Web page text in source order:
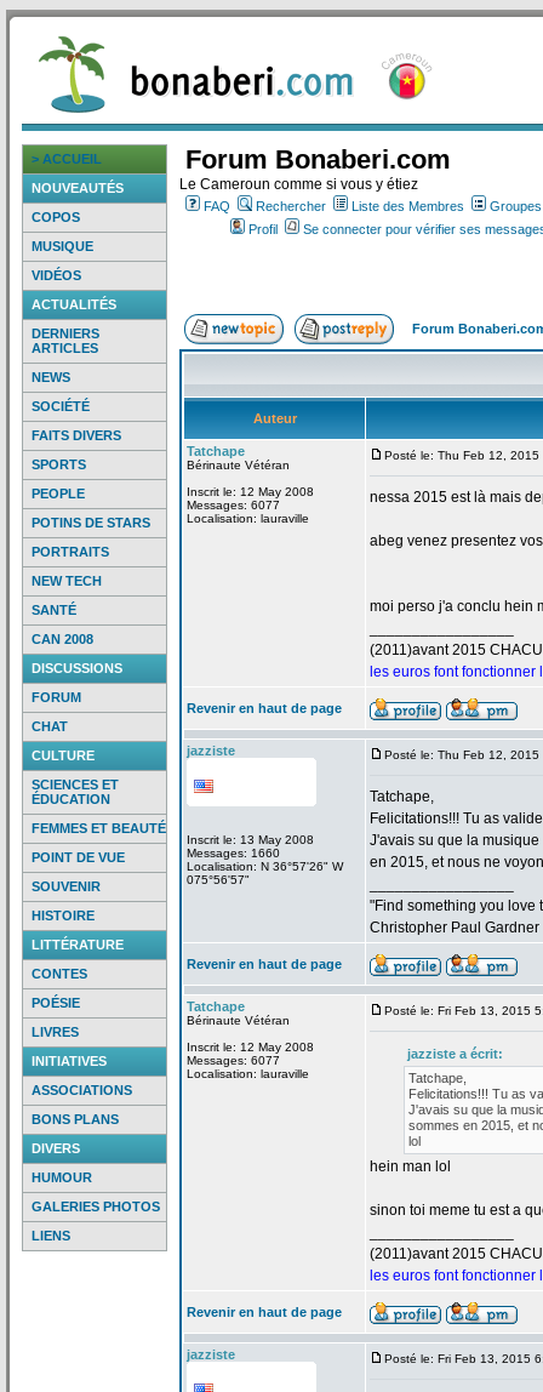
> ACCUEIL
NOUVEAUTÉS
COPOS
MUSIQUE
VIDÉOS
ACTUALITÉS
DERNIERS
ARTICLES
NEWS
SOCIÉTÉ
FAITS DIVERS
SPORTS
PEOPLE
POTINS DE STARS
PORTRAITS
NEW TECH
SANTÉ
CAN 2008
DISCUSSIONS
FORUM
CHAT
CULTURE
SCIENCES ET
ÉDUCATION
FEMMES ET BEAUTÉ
POINT DE VUE
SOUVENIR
HISTOIRE
LITTÉRATURE
CONTES
POÉSIE
LIVRES
INITIATIVES
ASSOCIATIONS
BONS PLANS
DIVERS
HUMOUR
GALERIES PHOTOS
LIENS
Forum Bonaberi.com
Le Cameroun comme si vous y étiez
FAQ Rechercher Liste des Membres
Profil
Se connecter pour vérifier ses
Forum
Auteur
Tatchape
Bérinaute Vétéran
Inscrit le: 12 May 2008
Messages: 6077
Localisation: lauraville
Posté le: Thu Feb 12, 2015
nessa 2015 est là mais
abeg venez presentez
moi perso j'a conclu hein
(2011)avant 2015
les euros font fonctionner
Revenir en haut de page
jazziste
Inscrit le: 13 May 2008
Messages: 1660
Localisation: N 36°57'26" W
075°56'57"
Posté le: Thu Feb 12, 2015
Tatchape,
Felicitations!!! Tu as
J'avais su que la musique
en 2015, et nous ne
"Find something you love
Christopher Paul Gardner
Revenir en haut de page
Tatchape
Bérinaute Vétéran
Inscrit le: 12 May 2008
Messages: 6077
Localisation: lauraville
Posté le: Fri Feb 13, 2015
jazziste a écrit:
Tatchape,
Felicitations!!! Tu as
J'avais su que la
sommes en 2015, et
lol
hein man lol
sinon toi meme tu est a
(2011)avant 2015
les euros font fonctionner
Revenir en haut de page
jazziste Posté le: Fri Feb 13, 2015